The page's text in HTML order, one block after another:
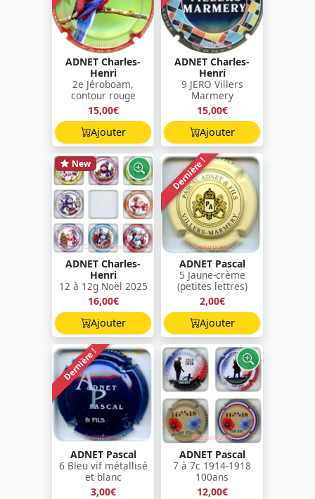
ADNET Charles-
Henri
2e Jéroboam,
contour rouge
15,00€
Ajouter
ADNET Charles-
Henri
9 JERO Villers
Marmery
15,00€
Ajouter
New
ADNET Charles-
Henri
12 à 12g Noël 2025
16,00€
Ajouter
Dernière !
ADNET Pascal
5 Jaune-crème
(petites lettres)
2,00€
Ajouter
Dernière !
ADNET Pascal
6 Bleu vif métallisé
et blanc
3,00€
ADNET Pascal
7 à 7c 1914-1918
100ans
12,00€